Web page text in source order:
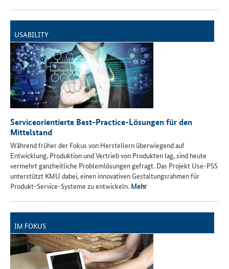
USABILITY
Serviceorientierte Best-Practice-Lösungen für den
Mittelstand
Während früher der Fokus von Herstellern überwiegend auf
Entwicklung, Produktion und Vertrieb von Produkten lag, sind heute
vermehrt ganzheitliche Problemlösungen gefragt. Das Projekt Use-PSS
unterstützt KMU dabei, einen innovativen Gestaltungsrahmen für
Produkt-Service-Systeme zu entwickeln. Mehr
IM FOKUS